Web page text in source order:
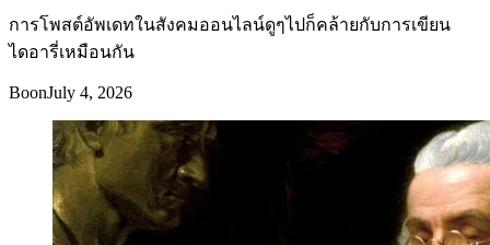
การโพสต์อัพเดทในสังคมออนไลน์ดูๆไปก็คล้ายกับการเขียน
ไดอารี่เหมือนกัน
BoonJuly 4, 2026